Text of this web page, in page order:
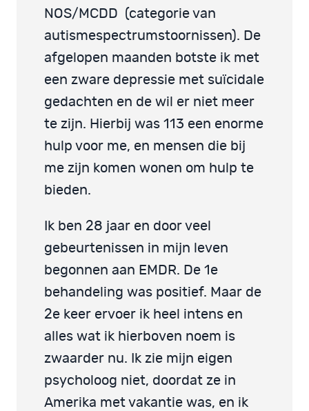
NOS/MCDD (categorie van
autismespectrumstoornissen). De
afgelopen maanden botste ik met
een zware depressie met suïcidale
gedachten en de wil er niet meer
te zijn. Hierbij was 113 een enorme
hulp voor me, en mensen die bij
me zijn komen wonen om hulp te
bieden.
Ik ben 28 jaar en door veel
gebeurtenissen in mijn leven
begonnen aan EMDR. De 1e
behandeling was positief. Maar de
2e keer ervoer ik heel intens en
alles wat ik hierboven noem is
zwaarder nu. Ik zie mijn eigen
psycholoog niet, doordat ze in
Amerika met vakantie was, en ik